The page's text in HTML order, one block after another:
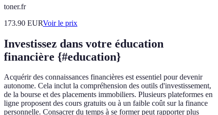
toner.fr
173.90 EURVoir le prix
Investissez dans votre éducation
financière {#education}
Acquérir des connaissances financières est essentiel pour devenir
autonome. Cela inclut la compréhension des outils d'investissement,
de la bourse et des placements immobiliers. Plusieurs plateformes en
ligne proposent des cours gratuits ou à un faible coût sur la finance
personnelle. Consacrer du temps à se former peut rapporter plus